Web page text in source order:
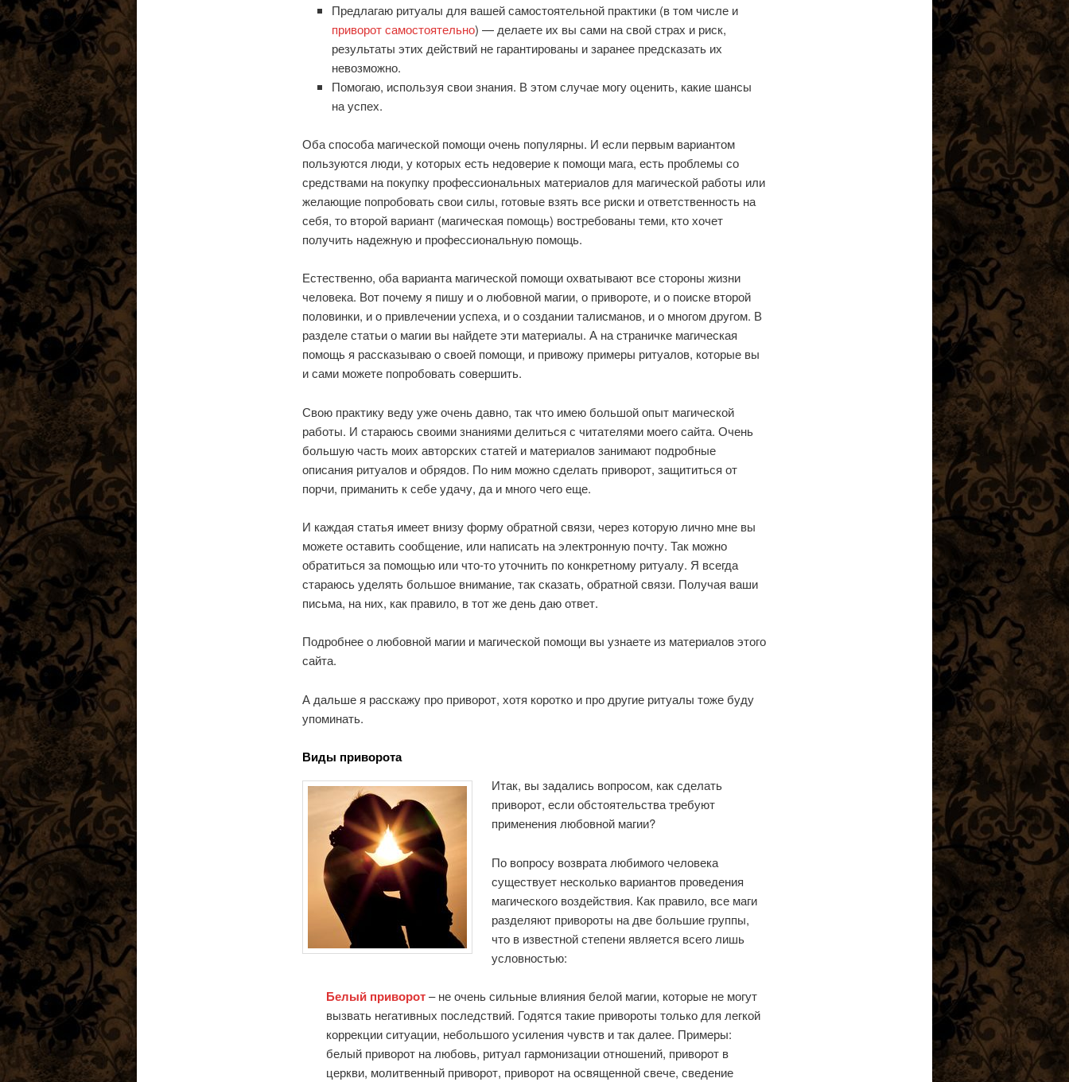
Предлагаю ритуалы для вашей самостоятельной практики (в том числе и
приворот самостоятельно) — делаете их вы сами на свой страх и риск,
результаты этих действий не гарантированы и заранее предсказать их
невозможно.
Помогаю, используя свои знания. В этом случае могу оценить, какие шансы
на успех.
Оба способа магической помощи очень популярны. И если первым вариантом
пользуются люди, у которых есть недоверие к помощи мага, есть проблемы со
средствами на покупку профессиональных материалов для магической работы или
желающие попробовать свои силы, готовые взять все риски и ответственность на
себя, то второй вариант (магическая помощь) востребованы теми, кто хочет
получить надежную и профессиональную помощь.
Естественно, оба варианта магической помощи охватывают все стороны жизни
человека. Вот почему я пишу и о любовной магии, о привороте, и о поиске второй
половинки, и о привлечении успеха, и о создании талисманов, и о многом другом. В
разделе статьи о магии вы найдете эти материалы. А на страничке магическая
помощь я рассказываю о своей помощи, и привожу примеры ритуалов, которые вы
и сами можете попробовать совершить.
Свою практику веду уже очень давно, так что имею большой опыт магической
работы. И стараюсь своими знаниями делиться с читателями моего сайта. Очень
большую часть моих авторских статей и материалов занимают подробные
описания ритуалов и обрядов. По ним можно сделать приворот, защититься от
порчи, приманить к себе удачу, да и много чего еще.
И каждая статья имеет внизу форму обратной связи, через которую лично мне вы
можете оставить сообщение, или написать на электронную почту. Так можно
обратиться за помощью или что-то уточнить по конкретному ритуалу. Я всегда
стараюсь уделять большое внимание, так сказать, обратной связи. Получая ваши
письма, на них, как правило, в тот же день даю ответ.
Подробнее о любовной магии и магической помощи вы узнаете из материалов этого
сайта.
А дальше я расскажу про приворот, хотя коротко и про другие ритуалы тоже буду
упоминать.
Виды приворота
Итак, вы задались вопросом, как сделать
приворот, если обстоятельства требуют
применения любовной магии?
По вопросу возврата любимого человека
существует несколько вариантов проведения
магического воздействия. Как правило, все маги
разделяют привороты на две большие группы,
что в известной степени является всего лишь
условностью:
Белый приворот– не очень сильные влияния белой магии, которые не могут
вызвать негативных последствий. Годятся такие привороты только для легкой
коррекции ситуации, небольшого усиления чувств и так далее. Примеры:
белый приворот на любовь, ритуал гармонизации отношений, приворот в
церкви, молитвенный приворот, приворот на освященной свече, сведение